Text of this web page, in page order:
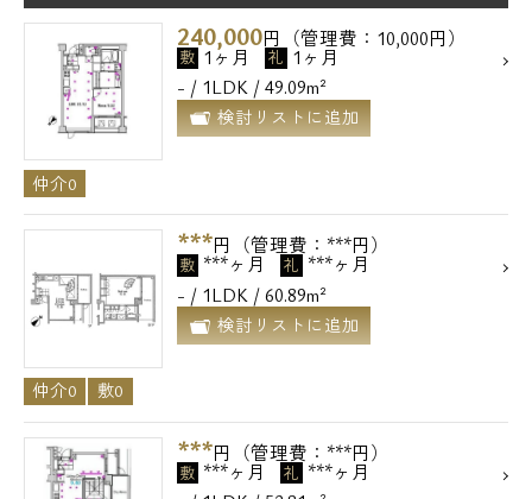
240,000円（管理費：10,000円）
敷 1ヶ月 礼 1ヶ月
- / 1LDK / 49.09m²
検討リストに追加
仲介0
***円（管理費：***円）
敷 ***ヶ月 礼 ***ヶ月
- / 1LDK / 60.89m²
検討リストに追加
仲介0 敷0
***円（管理費：***円）
敷 ***ヶ月 礼 ***ヶ月